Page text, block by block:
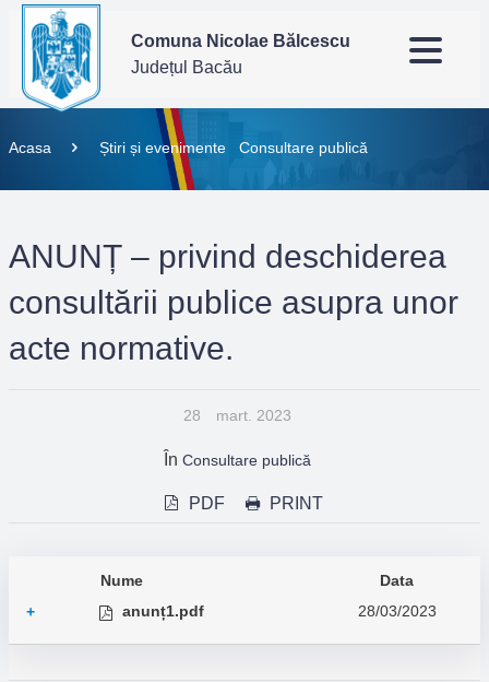
Comuna Nicolae Bălcescu
Județul Bacău
Acasa Știri și evenimente Consultare publică
ANUNȚ – privind deschiderea
consultării publice asupra unor
acte normative.
28 mart. 2023
În Consultare publică
PDF PRINT
Nume
Data
+
anunț1.pdf 28/03/2023